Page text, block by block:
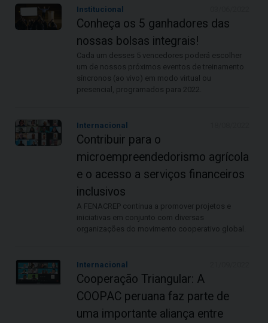
Institucional
Conheça os 5 ganhadores das
nossas bolsas integrais!
Cada um desses 5 vencedores poderá escolher
um de nossos próximos eventos de treinamento
síncronos (ao vivo) em modo virtual ou
presencial, programados para 2022.
Internacional
Contribuir para o
microempreendedorismo agrícola
e o acesso a serviços financeiros
inclusivos
A FENACREP continua a promover projetos e
iniciativas em conjunto com diversas
organizações do movimento cooperativo global.
Internacional
Cooperação Triangular: A
COOPAC peruana faz parte de
uma importante aliança entre